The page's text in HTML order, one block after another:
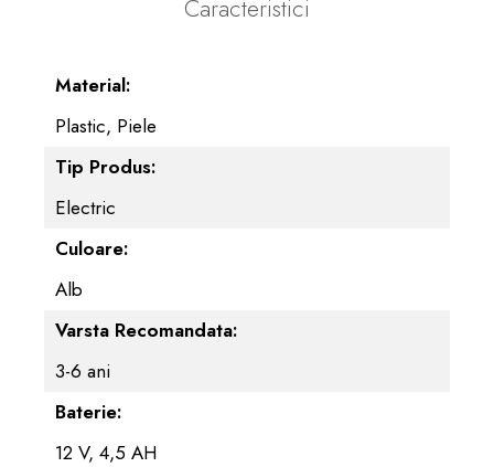
Caracteristici
Material:
Plastic, Piele
Tip Produs:
Electric
Culoare:
Alb
Varsta Recomandata:
3-6 ani
Baterie:
12 V, 4,5 AH